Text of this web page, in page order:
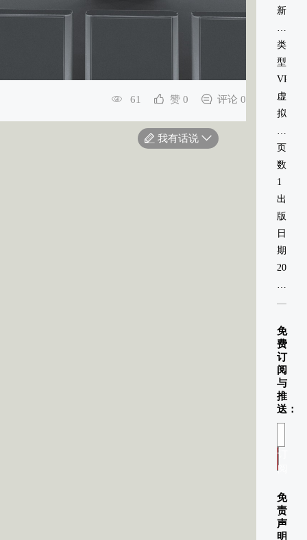
61 赞 0 评论 0
我有话说
新
媒
体
信
息
系
统
类
型：
VR
虚
拟
现
实
场
景
页
数：
1
出
版
日
期：
2020-
01-
01
免
费
订
阅
与
推
送：
订
阅
免
责
声
明